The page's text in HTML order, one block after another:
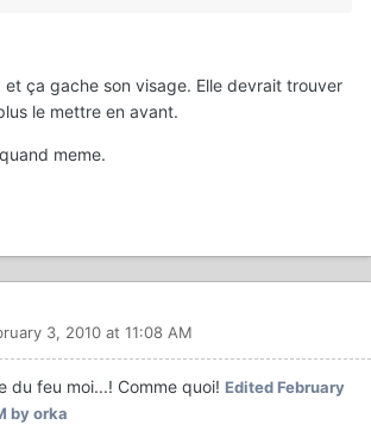
ça gache son visage. Elle devrait trouver
le mettre en avant.
meme.
3, 2010 at 11:08 AM
du feu moi...! Comme quoi! EditedFebruary
by orka